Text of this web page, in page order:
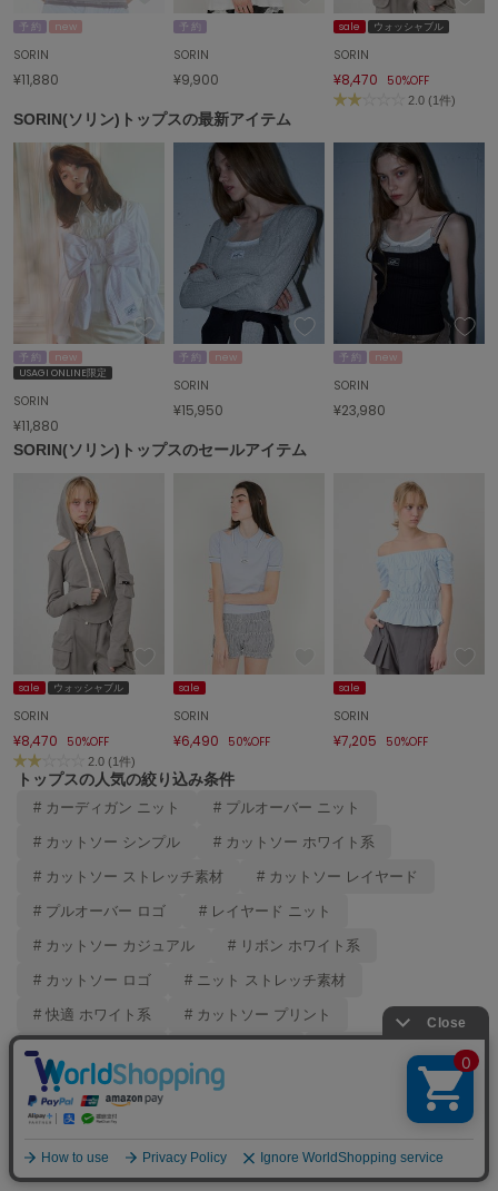
予 約 new
SORIN
¥11,880
予 約
SORIN
¥9,900
sale ウォッシャブル
SORIN
¥8,470 50%OFF
2.0 (1件)
SORIN(ソリン)トップスの最新アイテム
予 約
new
USAGI ONLINE限定
SORIN
¥11,880
予 約 new
SORIN
¥15,950
予 約 new
SORIN
¥23,980
SORIN(ソリン)トップスのセールアイテム
sale ウォッシャブル
SORIN
¥8,470 50%OFF
2.0 (1件)
sale
SORIN
¥6,490 50%OFF
sale
SORIN
¥7,205 50%OFF
トップスの人気の絞り込み条件
# カーディガン ニット # プルオーバー ニット
# カットソー シンプル # カットソー ホワイト系
# カットソー ストレッチ素材 # カットソー レイヤード
# プルオーバー ロゴ # レイヤード ニット
# カットソー カジュアル # リボン ホワイト系
# カットソー ロゴ # ニット ストレッチ素材
# 快適 ホワイト系 # カットソー プリント
# 快適 ブラック系
# ブラウス ホワイト系 # カットソー 夏
# ブラウス リボン